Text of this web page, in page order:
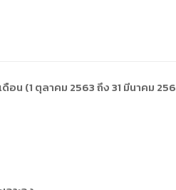
ารณะ
Photo
อน (1 ตุลาคม 2563 ถึง 31 มีนาคม